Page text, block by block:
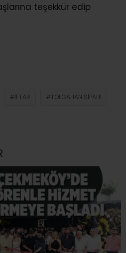
teşekkür edip
İFTAR TOLGAHAN SIPAHI